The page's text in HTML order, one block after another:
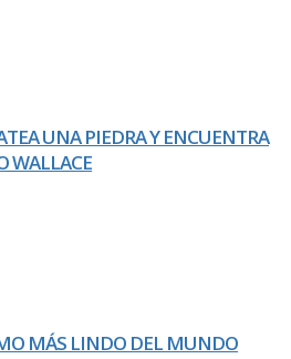
UNA PIEDRA Y ENCUENTRA
WALLACE
MÁS LINDO DEL MUNDO